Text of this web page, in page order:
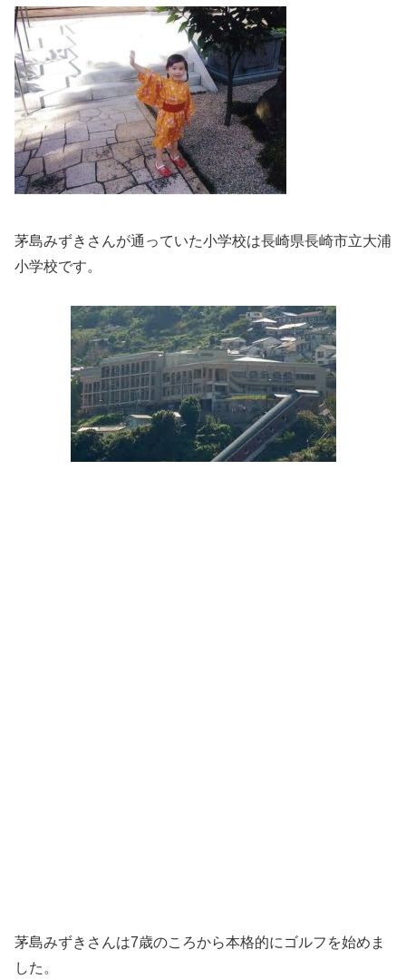
茅島みずきさんが通っていた小学校は長崎県長崎市立大浦
小学校です。
茅島みずきさんは7歳のころから本格的にゴルフを始めま
した。